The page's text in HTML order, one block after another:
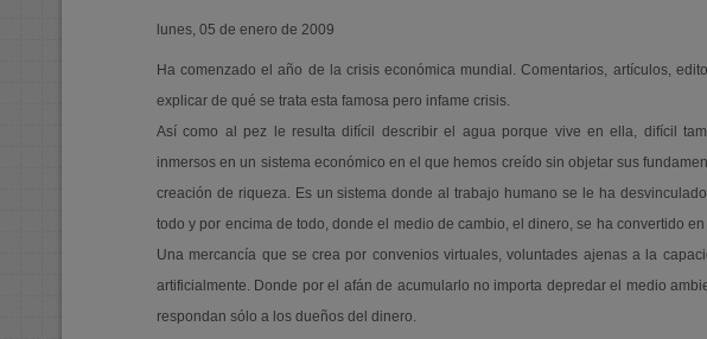
lunes, 05 de enero de 2009
Ha comenzado el año de la crisis económica mundial. Comentarios, artículos,
explicar de qué se trata esta famosa pero infame crisis.
Así como al pez le resulta difícil describir el agua porque vive en ella, difícil
inmersos en un sistema económico en el que hemos creído sin objetar sus
creación de riqueza. Es un sistema donde al trabajo humano se le ha
todo y por encima de todo, donde el medio de cambio, el dinero, se ha convertido
Una mercancía que se crea por convenios virtuales, voluntades ajenas a la
artificialmente. Donde por el afán de acumularlo no importa depredar el medio
respondan sólo a los dueños del dinero.